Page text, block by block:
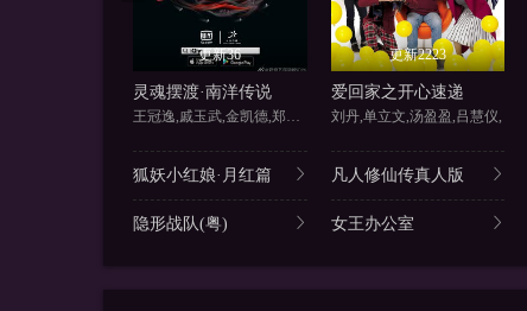
更新36
灵魂摆渡·南洋传说
王冠逸,戚玉武,金凯德,郑斌辉
更新2223
爱回家之开心速递
刘丹,单立文,汤盈盈,吕慧仪,
狐妖小红娘·月红篇 凡人修仙传真人版
隐形战队(粤) 女王办公室